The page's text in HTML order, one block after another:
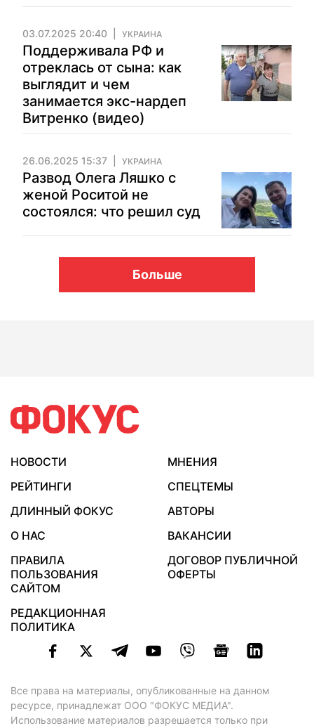
03.07.2025 20:40 УКРАИНА
Поддерживала РФ и
отреклась от сына: как
выглядит и чем
занимается экс-нардеп
Витренко (видео)
26.06.2025 15:37 УКРАИНА
Развод Олега Ляшко с
женой Роситой не
состоялся: что решил суд
Больше
НОВОСТИ
МНЕНИЯ
РЕЙТИНГИ
СПЕЦТЕМЫ
ДЛИННЫЙ ФОКУС
АВТОРЫ
О НАС
ВАКАНСИИ
ПРАВИЛА
ПОЛЬЗОВАНИЯ
САЙТОМ
ДОГОВОР ПУБЛИЧНОЙ
ОФЕРТЫ
РЕДАКЦИОННАЯ
ПОЛИТИКА
Все права на материалы, опубликованные на данном
ресурсе, принадлежат ООО "ФОКУС МЕДИА".
Использование материалов разрешается только при